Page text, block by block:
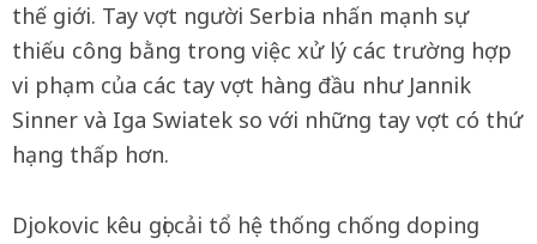
thế giới. Tay vợt người Serbia nhấn mạnh sự
thiếu công bằng trong việc xử lý các trường hợp
vi phạm của các tay vợt hàng đầu như Jannik
Sinner và Iga Swiatek so với những tay vợt có thứ
hạng thấp hơn.
Djokovic kêu gọi cải tổ hệ thống chống doping